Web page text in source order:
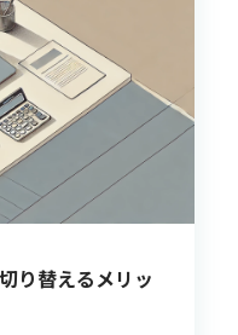
り替えるメリッ